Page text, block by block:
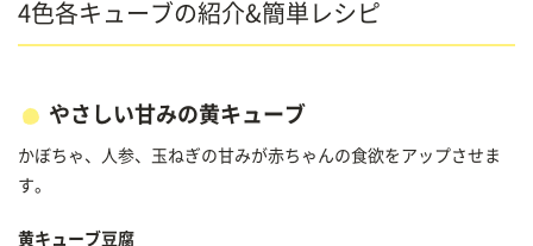
4色各キューブの紹介&簡単レシピ
やさしい甘みの黄キューブ
かぼちゃ、人参、玉ねぎの甘みが赤ちゃんの食欲をアップさせま
す。
黄キューブ豆腐